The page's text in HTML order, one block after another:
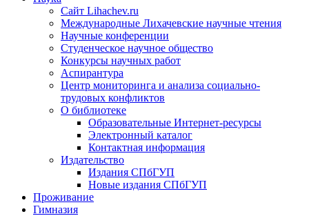
Сайт Lihachev.ru
Международные Лихачевские научные чтения
Научные конференции
Студенческое научное общество
Конкурсы научных работ
Аспирантура
Центр мониторинга и анализа социально-
трудовых конфликтов
О библиотеке
Образовательные Интернет-ресурсы
Электронный каталог
Контактная информация
Издательство
Издания СПбГУП
Новые издания СПбГУП
Проживание
Гимназия